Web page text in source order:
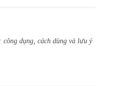
công dụng, cách dùng và lưu ý